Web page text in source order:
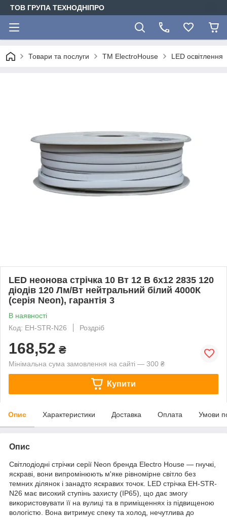
ТОВ ГРУПА ТЕХНОДНІПРО
Товари та послуги ТМ ElectroHouse LED освітлення
LED неонова стрічка 10 Вт 12 В 6х12 2835 120
діодів 120 Лм/Вт нейтральний білий 4000К
(серія Neon), гарантія 3
В наявності
Код: EH-STR-N26
Роздріб
168,52 ₴
Мінімальна сума замовлення на сайті — 300 ₴
Купити
Опис Характеристики Доставка Оплата Умови
Опис
Світлодіодні стрічки серії Neon бренда Electro House — гнучкі,
яскраві, вони випромінюють м'яке рівномірне світло без
темних ділянок і занадто яскравих точок. LED стрічка EH-STR-
N26 має високий ступінь захисту (IP65), що дає змогу
використовувати її на вулиці та в приміщеннях із підвищеною
вологістю. Вона витримує спеку та холод, нечутлива до